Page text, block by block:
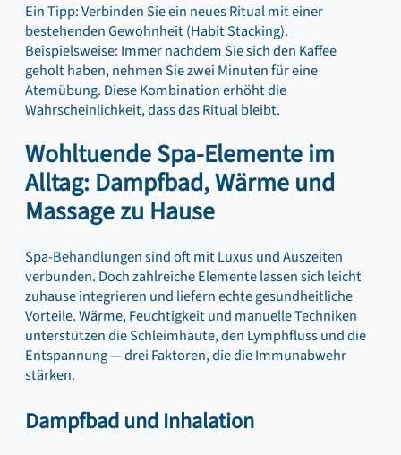
Ein Tipp: Verbinden Sie ein neues Ritual mit einer
bestehenden Gewohnheit (Habit Stacking).
Beispielsweise: Immer nachdem Sie sich den Kaffee
geholt haben, nehmen Sie zwei Minuten für eine
Atemübung. Diese Kombination erhöht die
Wahrscheinlichkeit, dass das Ritual bleibt.
Wohltuende Spa-Elemente im
Alltag: Dampfbad, Wärme und
Massage zu Hause
Spa-Behandlungen sind oft mit Luxus und Auszeiten
verbunden. Doch zahlreiche Elemente lassen sich leicht
zuhause integrieren und liefern echte gesundheitliche
Vorteile. Wärme, Feuchtigkeit und manuelle Techniken
unterstützen die Schleimhäute, den Lymphfluss und die
Entspannung — drei Faktoren, die die Immunabwehr
stärken.
Dampfbad und Inhalation